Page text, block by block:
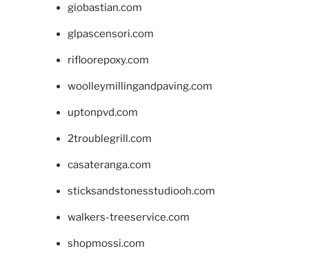
giobastian.com
glpascensori.com
rifloorepoxy.com
woolleymillingandpaving.com
uptonpvd.com
2troublegrill.com
casateranga.com
sticksandstonesstudiooh.com
walkers-treeservice.com
shopmossi.com